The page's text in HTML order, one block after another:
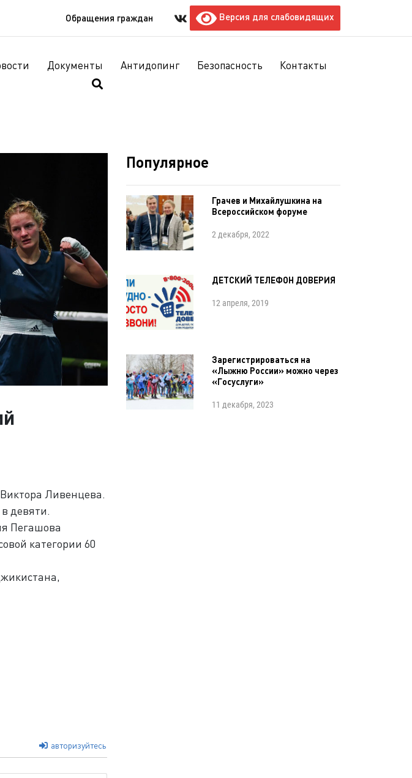
Обращения граждан Версия для слабовидящих
Документы Антидопинг Безопасность Контакты
Ливенцева.
девяти.
Пегашова
категории 60
авторизуйтесь
Популярное
Грачев и Михайлушкина на
Всероссийском форуме
2 декабря, 2022
ДЕТСКИЙ ТЕЛЕФОН ДОВЕРИЯ
12 апреля, 2019
Зарегистрироваться на
«Лыжню России» можно через
«Госуслуги»
11 декабря, 2023